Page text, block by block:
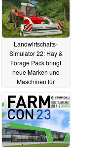
Landwirtschafts-
Simulator 22: Hay &
Forage Pack bringt
neue Marken und
Maschinen für
31.05.2023